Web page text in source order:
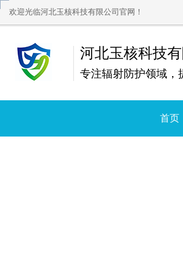
欢迎光临河北玉核科技有限公司官网！
河北玉核科技
专注辐射防护领域，
首页